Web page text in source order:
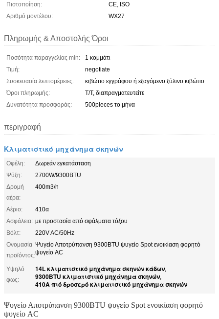
Πιστοποίηση:
CE, ISO
Αριθμό μοντέλου:
WX27
Πληρωμής & Αποστολής Όροι
Ποσότητα παραγγελίας min:
1 κομμάτι
Τιμή:
negotiate
Συσκευασία λεπτομέρειες:
κιβώτιο εγγράφου ή εξαγόμενο ξύλινο κιβώτιο
Όροι πληρωμής:
T/T, διαπραγματευτείτε
Δυνατότητα προσφοράς:
500pieces το μήνα
περιγραφή
Κλιματιστικό μηχάνημα σκηνών
Οφέλη:
Δωρεάν εγκατάσταση
Ψύξη:
2700W/9300BTU
Δρομή
αέρα:
400m3/h
Αέριο:
410α
Ασφάλεια: με προστασία από σφάλματα τόξου
Βόλτ:
220V AC/50Hz
Ονομασία
προϊόντος:
Ψυγείο Αποτρύπανση 9300BTU ψυγείο Spot ενοικίαση φορητό
ψυγείο AC
Υψηλό
φως:
14L κλιματιστικό μηχάνημα σκηνών κάδων,
9300BTU κλιματιστικό μηχάνημα σκηνών,
410A πιό δροσερό κλιματιστικό μηχάνημα σκηνών
Ψυγείο Αποτρύπανση 9300BTU ψυγείο Spot ενοικίαση φορητό
ψυγείο AC